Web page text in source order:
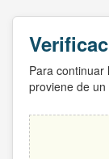
Para continuar
proviene de